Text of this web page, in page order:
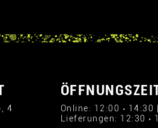
4
Online: 12:00 › 14:30
Lieferungen: 12:30 ›